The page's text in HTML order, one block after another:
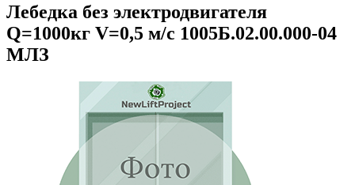
Лебедка без электродвигателя
Q=1000кг V=0,5 м/с 1005Б.02.00.000-04
МЛЗ